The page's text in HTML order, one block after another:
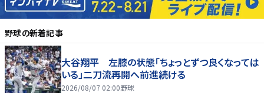
野球の新着記事
大谷翔平 左膝の状態「ちょっとずつ良くなっては
いる」二刀流再開へ前進続ける
2026/08/07 02:00野球